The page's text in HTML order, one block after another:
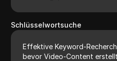
Schlüsselwortsuche
Effektive Keyword-
bevor Video-Content